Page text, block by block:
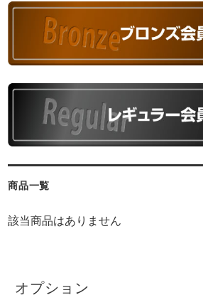
商品一覧
該当商品はありません
オプション